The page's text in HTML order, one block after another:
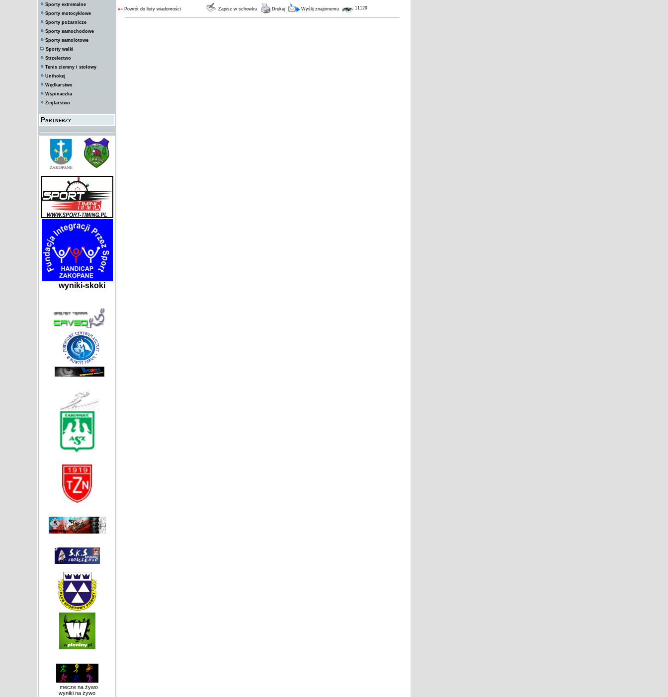
Sporty extremalne
Sporty motocyklowe
Sporty pożarnicze
Sporty samochodowe
Sporty samolotowe
Sporty walki
Strzelectwo
Tenis ziemny i stołowy
Unihokej
Wędkarstwo
Wspinaczka
Żeglarstwo
Partnerzy
wyniki-skoki
mecze na żywo
wyniki na żywo
«« Powrót do listy wiadomości Zapisz w schowku Drukuj Wyślij znajomemu 11129